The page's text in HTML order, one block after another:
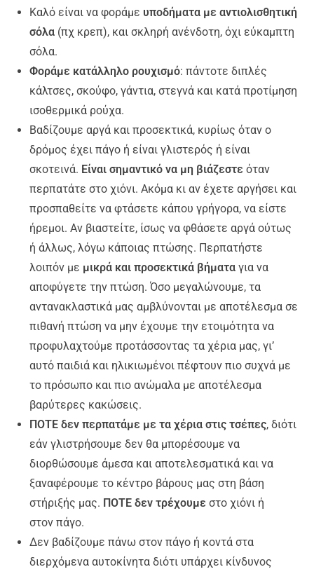
Καλό είναι να φοράμε υποδήματα με αντιολισθητική
σόλα (πχ κρεπ), και σκληρή ανένδοτη, όχι εύκαμπτη
σόλα.
Φοράμε κατάλληλο ρουχισμό: πάντοτεδιπλές
κάλτσες, σκούφο, γάντια, στεγνά και κατά προτίμηση
ισοθερμικά ρούχα.
Βαδίζουμε αργά και προσεκτικά, κυρίως όταν ο
δρόμος έχει πάγο ή είναι γλιστερός ή είναι
σκοτεινά. Είναι σημαντικό να μη βιάζεστε όταν
περπατάτε στο χιόνι. Ακόμα κι αν έχετε αργήσει και
προσπαθείτε να φτάσετε κάπου γρήγορα, να είστε
ήρεμοι. Αν βιαστείτε, ίσως να φθάσετε αργά ούτως
ή άλλως, λόγω κάποιας πτώσης. Περπατήστε
λοιπόν με μικρά και προσεκτικά βήματα για να
αποφύγετε την πτώση. Όσο μεγαλώνουμε, τα
αντανακλαστικά μας αμβλύνονται με αποτέλεσμα σε
πιθανή πτώση να μην έχουμε την ετοιμότητα να
προφυλαχτούμε προτάσσοντας τα χέρια μας, γι’
αυτό παιδιά και ηλικιωμένοι πέφτουν πιο συχνά με
το πρόσωπο και πιο ανώμαλα με αποτέλεσμα
βαρύτερες κακώσεις.
ΠΟΤΕ δεν περπατάμε με τα χέρια στις τσέπες, διότι
εάν γλιστρήσουμε δεν θα μπορέσουμε να
διορθώσουμε άμεσα και αποτελεσματικά και να
ξαναφέρουμε το κέντρο βάρους μας στη βάση
στήριξής μας. ΠΟΤΕ δεν τρέχουμε στο χιόνι ή
στον πάγο.
Δεν βαδίζουμε πάνω στον πάγο ή κοντά στα
διερχόμενα αυτοκίνητα διότι υπάρχει κίνδυνος